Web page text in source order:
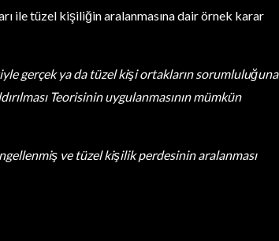
ile tüzel kişiliğin aralanmasına dair örnek karar
gerçek ya da tüzel kişi ortakların sorumluluğuna
Teorisinin uygulanmasının mümkün
ve tüzel kişilik perdesinin aralanması